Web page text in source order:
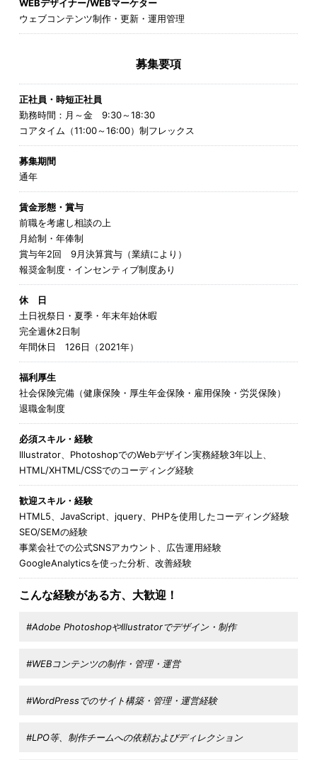
WEBデザイナー/WEBマーケター
ウェブコンテンツ制作・更新・運用管理
募集要項
正社員・時短正社員
勤務時間：月～金 9:30～18:30
コアタイム（11:00～16:00）制フレックス
募集期間
通年
賃金形態・賞与
前職を考慮し相談の上
月給制・年俸制
賞与年2回 9月決算賞与（業績により）
報奨金制度・インセンティブ制度あり
休 日
土日祝祭日・夏季・年末年始休暇
完全週休2日制
年間休日 126日（2021年）
福利厚生
社会保険完備（健康保険・厚生年金保険・雇用保険・労災保険）
退職金制度
必須スキル・経験
Illustrator、PhotoshopでのWebデザイン実務経験3年以上、
HTML/XHTML/CSSでのコーディング経験
歓迎スキル・経験
HTML5、JavaScript、jquery、PHPを使用したコーディング経験
SEO/SEMの経験
事業会社での公式SNSアカウント、広告運用経験
GoogleAnalyticsを使った分析、改善経験
こんな経験がある方、大歓迎！
#Adobe PhotoshopやIllustratorでデザイン・制作
#WEBコンテンツの制作・管理・運営
#WordPressでのサイト構築・管理・運営経験
#LPO等、制作チームへの依頼およびディレクション